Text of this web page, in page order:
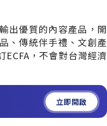
出優質的內容產品，開
、傳統伴手禮、文創產
，不會對台灣經濟
立即開啟